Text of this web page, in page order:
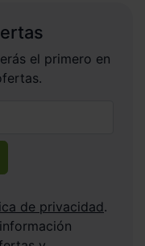
el primero en
de privacidad.